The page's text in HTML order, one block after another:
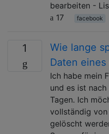
bearbeiten -
17
facebook
1
Wie lange
Daten
Ich habe mein
und es ist
Tagen. Ich
vollständig
gelöscht